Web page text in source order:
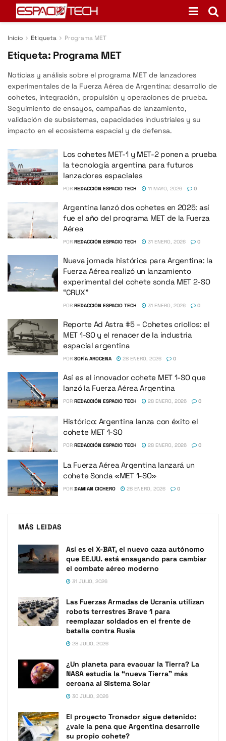
Inicio Etiqueta Programa MET
Etiqueta: Programa MET
Noticias y análisis sobre el programa MET de lanzadores
experimentales de la Fuerza Aérea de Argentina: desarrollo de
cohetes, integración, propulsión y operaciones de prueba.
Seguimiento de ensayos, campañas de lanzamiento,
validación de subsistemas, capacidades industriales y su
impacto en el ecosistema espacial y de defensa.
Los cohetes MET-1 y MET-2 ponen a prueba
la tecnología argentina para futuros
lanzadores espaciales
POR REDACCIÓN ESPACIO TECH 11 MAYO, 2026 0
Argentina lanzó dos cohetes en 2025: así
fue el año del programa MET de la Fuerza
Aérea
POR REDACCIÓN ESPACIO TECH 31 ENERO, 2026 0
Nueva jornada histórica para Argentina: la
Fuerza Aérea realizó un lanzamiento
experimental del cohete sonda MET 2-SO
“CRUX”
POR REDACCIÓN ESPACIO TECH 31 ENERO, 2026 0
Reporte Ad Astra #5 – Cohetes criollos: el
MET 1-SO y el renacer de la industria
espacial argentina
POR SOFÍA AROCENA 28 ENERO, 2026 0
Así es el innovador cohete MET 1-SO que
lanzó la Fuerza Aérea Argentina
POR REDACCIÓN ESPACIO TECH 28 ENERO, 2026 0
Histórico: Argentina lanza con éxito el
cohete MET 1-SO
POR REDACCIÓN ESPACIO TECH 28 ENERO, 2026 0
La Fuerza Aérea Argentina lanzará un
cohete Sonda «MET 1-SO»
POR DAMIAN CICHERO 28 ENERO, 2026 0
MÁS LEIDAS
Así es el X-BAT, el nuevo caza autónomo
que EE.UU. está ensayando para cambiar
el combate aéreo moderno
31 JULIO, 2026
Las Fuerzas Armadas de Ucrania utilizan
robots terrestres Brave 1 para
reemplazar soldados en el frente de
batalla contra Rusia
28 JULIO, 2026
¿Un planeta para evacuar la Tierra? La
NASA estudia la “nueva Tierra” más
cercana al Sistema Solar
30 JULIO, 2026
El proyecto Tronador sigue detenido:
¿vale la pena que Argentina desarrolle
su propio cohete?